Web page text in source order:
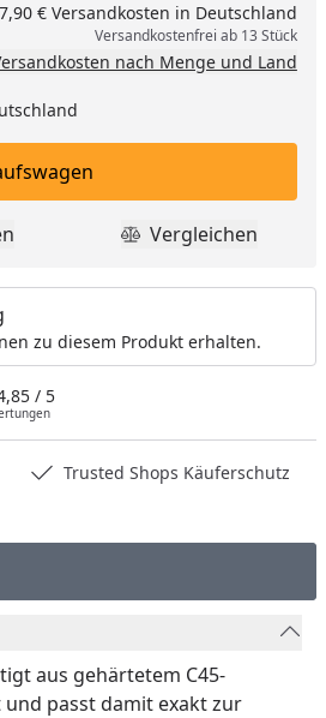
7,90 € Versandkosten in Deutschland
Versandkostenfrei ab 13 Stück
nach Menge und Land
Einkaufswagen legen
Produkt
Vergleichen
zu diesem Produkt erhalten.
/ 5
Trusted Shops Käuferschutz
aus gehärtetem C45-
passt damit exakt zur